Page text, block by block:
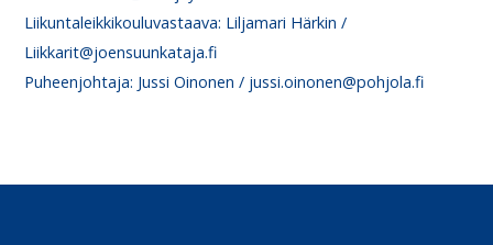
Liikuntaleikkikouluvastaava: Liljamari Härkin /
Liikkarit@joensuunkataja.fi
Puheenjohtaja: Jussi Oinonen / jussi.oinonen@pohjola.fi